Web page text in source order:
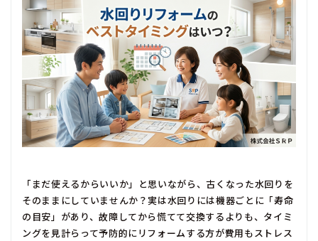
「まだ使えるからいいか」と思いながら、古くなった水回りを
そのままにしていませんか？実は水回りには機器ごとに「寿命
の目安」があり、故障してから慌てて交換するよりも、タイミ
ングを見計らって予防的にリフォームする方が費用もストレス